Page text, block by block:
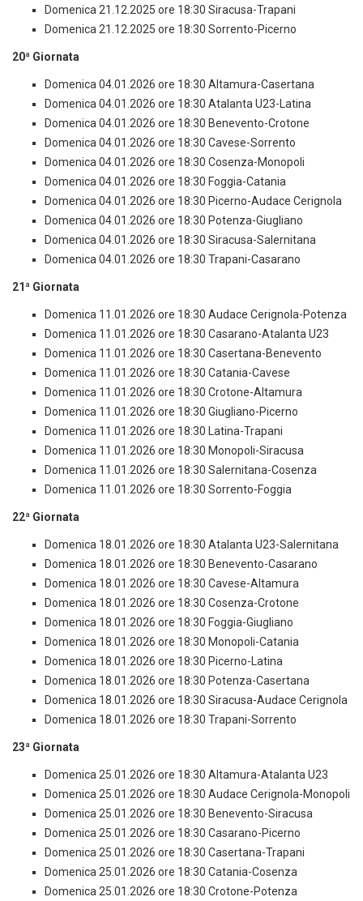
Domenica 21.12.2025 ore 18:30 Siracusa-Trapani
Domenica 21.12.2025 ore 18:30 Sorrento-Picerno
20ª Giornata
Domenica 04.01.2026 ore 18:30 Altamura-Casertana
Domenica 04.01.2026 ore 18:30 Atalanta U23-Latina
Domenica 04.01.2026 ore 18:30 Benevento-Crotone
Domenica 04.01.2026 ore 18:30 Cavese-Sorrento
Domenica 04.01.2026 ore 18:30 Cosenza-Monopoli
Domenica 04.01.2026 ore 18:30 Foggia-Catania
Domenica 04.01.2026 ore 18:30 Picerno-Audace Cerignola
Domenica 04.01.2026 ore 18:30 Potenza-Giugliano
Domenica 04.01.2026 ore 18:30 Siracusa-Salernitana
Domenica 04.01.2026 ore 18:30 Trapani-Casarano
21ª Giornata
Domenica 11.01.2026 ore 18:30 Audace Cerignola-Potenza
Domenica 11.01.2026 ore 18:30 Casarano-Atalanta U23
Domenica 11.01.2026 ore 18:30 Casertana-Benevento
Domenica 11.01.2026 ore 18:30 Catania-Cavese
Domenica 11.01.2026 ore 18:30 Crotone-Altamura
Domenica 11.01.2026 ore 18:30 Giugliano-Picerno
Domenica 11.01.2026 ore 18:30 Latina-Trapani
Domenica 11.01.2026 ore 18:30 Monopoli-Siracusa
Domenica 11.01.2026 ore 18:30 Salernitana-Cosenza
Domenica 11.01.2026 ore 18:30 Sorrento-Foggia
22ª Giornata
Domenica 18.01.2026 ore 18:30 Atalanta U23-Salernitana
Domenica 18.01.2026 ore 18:30 Benevento-Casarano
Domenica 18.01.2026 ore 18:30 Cavese-Altamura
Domenica 18.01.2026 ore 18:30 Cosenza-Crotone
Domenica 18.01.2026 ore 18:30 Foggia-Giugliano
Domenica 18.01.2026 ore 18:30 Monopoli-Catania
Domenica 18.01.2026 ore 18:30 Picerno-Latina
Domenica 18.01.2026 ore 18:30 Potenza-Casertana
Domenica 18.01.2026 ore 18:30 Siracusa-Audace Cerignola
Domenica 18.01.2026 ore 18:30 Trapani-Sorrento
23ª Giornata
Domenica 25.01.2026 ore 18:30 Altamura-Atalanta U23
Domenica 25.01.2026 ore 18:30 Audace Cerignola-Monopoli
Domenica 25.01.2026 ore 18:30 Benevento-Siracusa
Domenica 25.01.2026 ore 18:30 Casarano-Picerno
Domenica 25.01.2026 ore 18:30 Casertana-Trapani
Domenica 25.01.2026 ore 18:30 Catania-Cosenza
Domenica 25.01.2026 ore 18:30 Crotone-Potenza